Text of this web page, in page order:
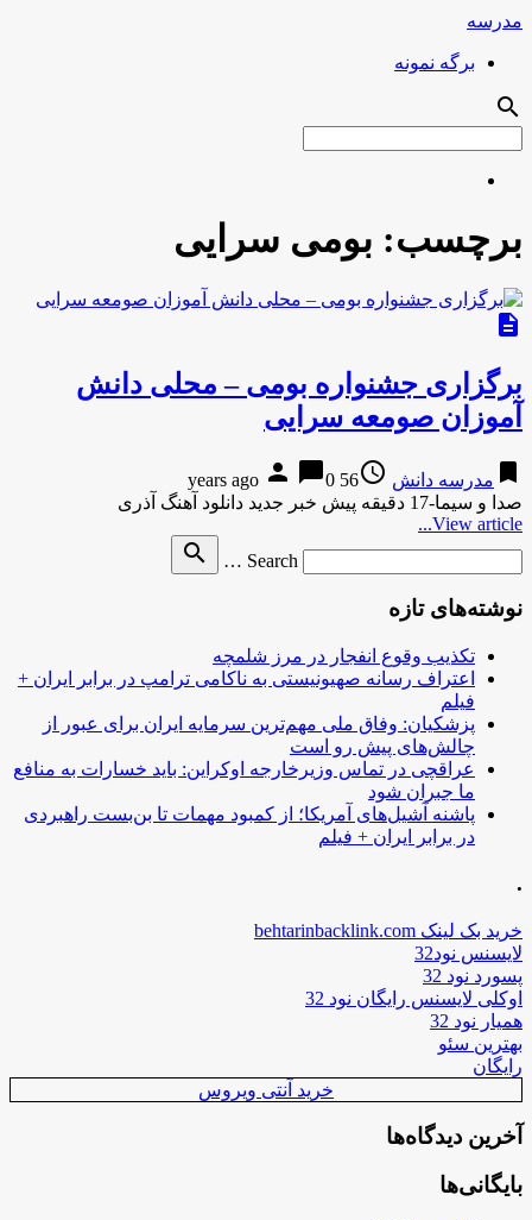
مدرسه
برگه نمونه
search
برچسب: بومی سرایی
description
برگزاری جشنواره بومی – محلی دانش
آموزان صومعه سرایی
bookmark مدرسه دانش access_time
56 years ago
person chat_bubble0
صدا و سیما-17 دقیقه پیش خبر جدید دانلود آهنگ آذری
View article...
Search …
search
نوشته‌های تازه
تکذیب وقوع انفجار در مرز شلمچه
اعتراف رسانه صهیونیستی به ناکامی ترامپ در برابر ایران +
فیلم
پزشکیان: وفاق ملی مهم‌ترین سرمایه ایران برای عبور از
چالش‌های پیش رو است
عراقچی در تماس وزیرخارجه اوکراین: باید خسارات به منافع
ما جبران شود
پاشنه آشیل‌های آمریکا؛ از کمبود مهمات تا بن‌بست راهبردی
در برابر ایران + فیلم
.
خرید بک لینک behtarinbacklink.com
لایسنس نود32
پسورد نود 32
اوکلی لایسنس رایگان نود 32
همیار نود 32
بهترین سئو
رایگان
خرید آنتی ویروس
آخرین دیدگاه‌ها
بایگانی‌ها